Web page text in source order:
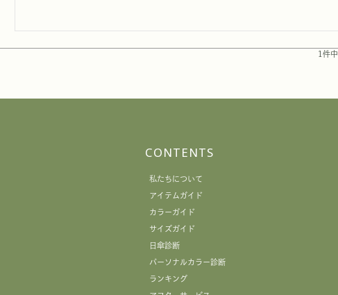
1 件中
CONTENTS
私たちについて
アイテムガイド
カラーガイド
サイズガイド
日傘診断
パーソナルカラー診断
ランキング